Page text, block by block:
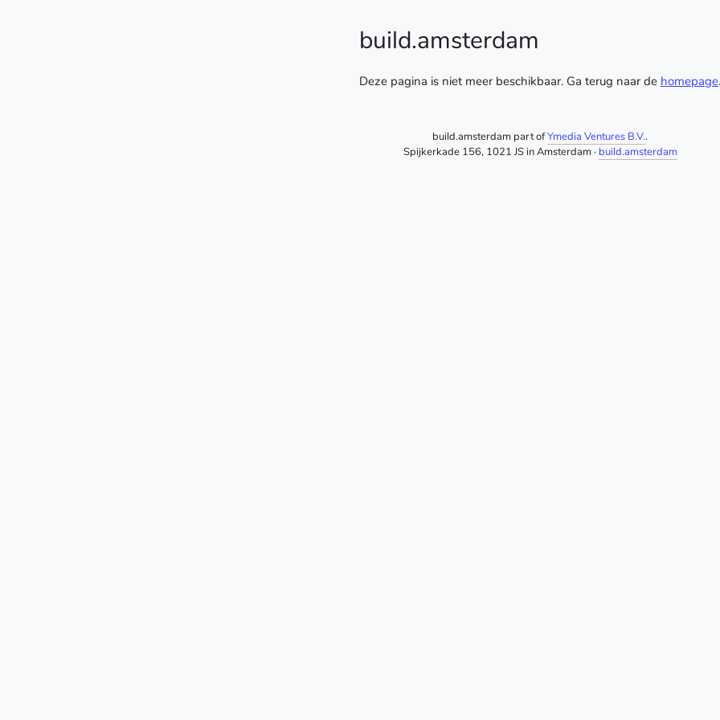
build.amsterdam
Deze pagina is niet meer beschikbaar. Ga terug naar de homepage.
build.amsterdam part ofYmedia Ventures B.V..
Spijkerkade 156, 1021 JS in Amsterdam · build.amsterdam